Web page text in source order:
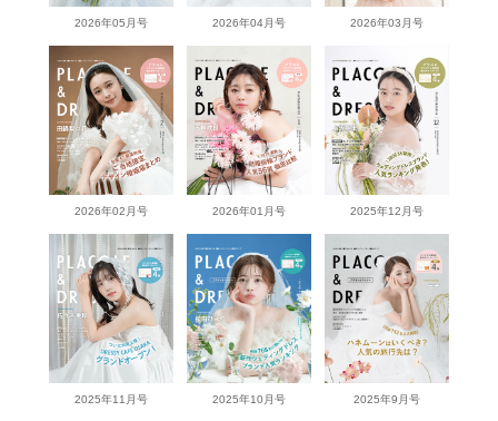
2026年05月号 2026年04月号 2026年03月号
2026年02月号 2026年01月号 2025年12月号
2025年11月号 2025年10月号 2025年9月号